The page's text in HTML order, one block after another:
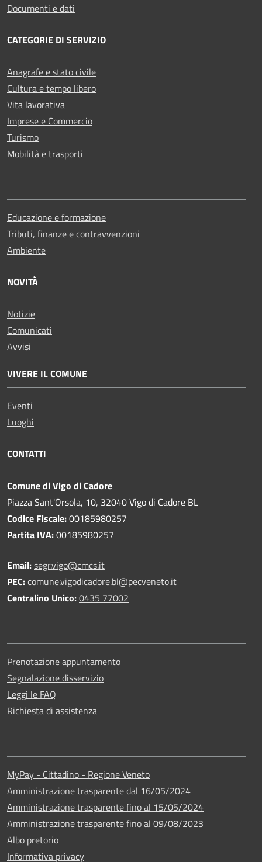
Documenti e dati
CATEGORIE DI SERVIZIO
Anagrafe e stato civile
Cultura e tempo libero
Vita lavorativa
Imprese e Commercio
Turismo
Mobilità e trasporti
Educazione e formazione
Tributi, finanze e contravvenzioni
Ambiente
NOVITÀ
Notizie
Comunicati
Avvisi
VIVERE IL COMUNE
Eventi
Luoghi
CONTATTI
Comune di Vigo di Cadore
Piazza Sant'Orsola, 10, 32040 Vigo di Cadore BL
Codice Fiscale:00185980257
Partita IVA:00185980257
Email:segr.vigo@cmcs.it
PEC:comune.vigodicadore.bl@pecveneto.it
Centralino Unico:0435 77002
Prenotazione appuntamento
Segnalazione disservizio
Leggi le FAQ
Richiesta di assistenza
MyPay - Cittadino - Regione Veneto
Amministrazione trasparente dal 16/05/2024
Amministrazione trasparente fino al 15/05/2024
Amministrazione trasparente fino al 09/08/2023
Albo pretorio
Informativa privacy